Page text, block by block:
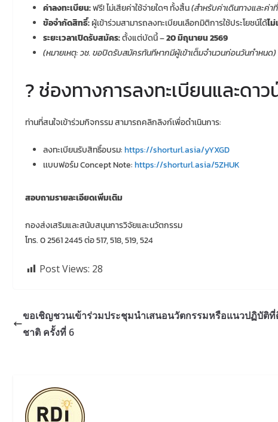
ค่าลงทะเบียน:ฟรี! ไม่เสียค่าใช้จ่ายใดๆ ทั้งสิ้น(สำหรับค่าเดินทางและค่
ข้อจำกัดสิทธิ์:ผู้เข้าร่วมสามารถลงทะเบียนเลือกมิติการใช้ประโยชน์ได้ไ
ระยะเวลาเปิดรับสมัคร:ตั้งแต่บัดนี้ –20 มิถุนายน 2569
(หมายเหตุ: วช. ขอปิดรับสมัครทันทีหากมีผู้เข้าเต็มจำนวนก่อนวันกำหนด)
? ช่องทางการลงทะเบียนและดา
ท่านที่สนใจเข้าร่วมกิจกรรม สามารถคลิกลิงก์เพื่อดำเนินการ:
ลงทะเบียนรับสิทธิ์อบรม:https://shorturl.asia/yYXGD
เเบบฟอร์ม Concept Note:https://shorturl.asia/5ZHUK
สอบถามรายละเอียดเพิ่มเติม
กองส่งเสริมและสนับสนุนการวิจัยและนวัตกรรม
โทร. 0 2561 2445 ต่อ 517, 518, 519, 524
Post Views: 28
ขอเชิญชวนเข้าร่วมประชุมนำเสนอนวัตกรรมหรือแนวปฏิบัติที่
ชาติ ครั้งที่ 6